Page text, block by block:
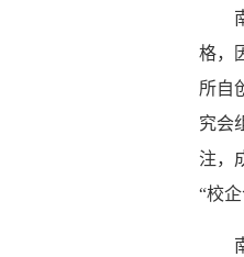
南
格，
所自
究会
注，
“校
南